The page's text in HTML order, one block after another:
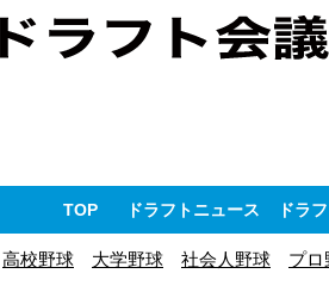
TOP ドラフトニュース ドラ
高校野球 大学野球 社会人野球 プロ